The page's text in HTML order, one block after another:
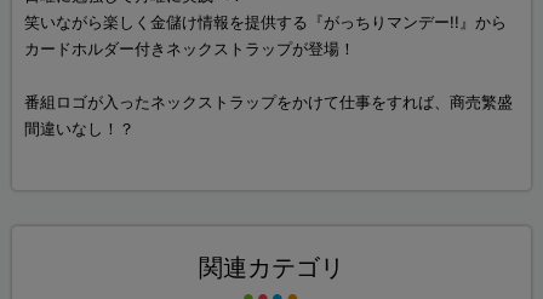
笑いながら楽しく金儲け情報を提供する『がっちりマンデー!!』から
カードホルダー付きネックストラップが登場！
番組ロゴが入ったネックストラップをかけて仕事をすれば、商売繁盛
間違いなし！？
関連カテゴリ